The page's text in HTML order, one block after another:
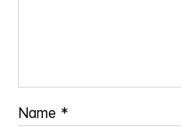
Name *